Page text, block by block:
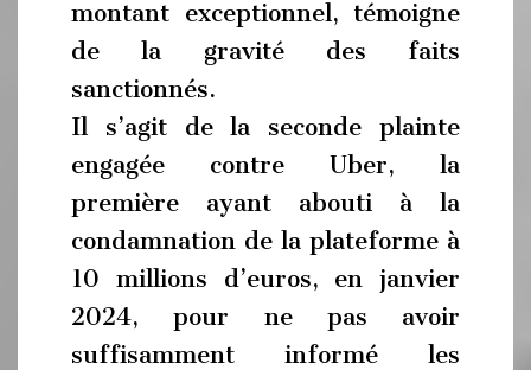
montant exceptionnel, témoigne
de la gravité des faits
sanctionnés.
Il s’agit de la seconde plainte
engagée contre Uber, la
première ayant abouti à la
condamnation de la plateforme à
10 millions d’euros, en janvier
2024, pour ne pas avoir
suffisamment informé les